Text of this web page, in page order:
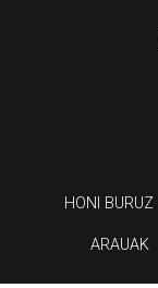
HONI BURUZ
ARAUAK